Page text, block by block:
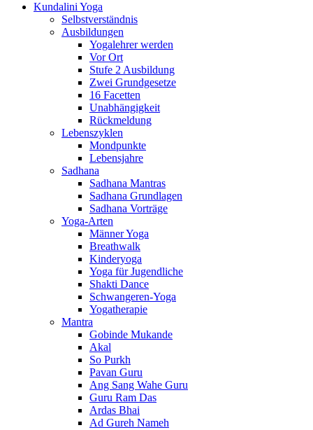
Kundalini Yoga
Selbstverständnis
Ausbildungen
Yogalehrer werden
Vor Ort
Stufe 2 Ausbildung
Zwei Grundgesetze
16 Facetten
Unabhängigkeit
Rückmeldung
Lebenszyklen
Mondpunkte
Lebensjahre
Sadhana
Sadhana Mantras
Sadhana Grundlagen
Sadhana Vorträge
Yoga-Arten
Männer Yoga
Breathwalk
Kinderyoga
Yoga für Jugendliche
Shakti Dance
Schwangeren-Yoga
Yogatherapie
Mantra
Gobinde Mukande
Akal
So Purkh
Pavan Guru
Ang Sang Wahe Guru
Guru Ram Das
Ardas Bhai
Ad Gureh Nameh